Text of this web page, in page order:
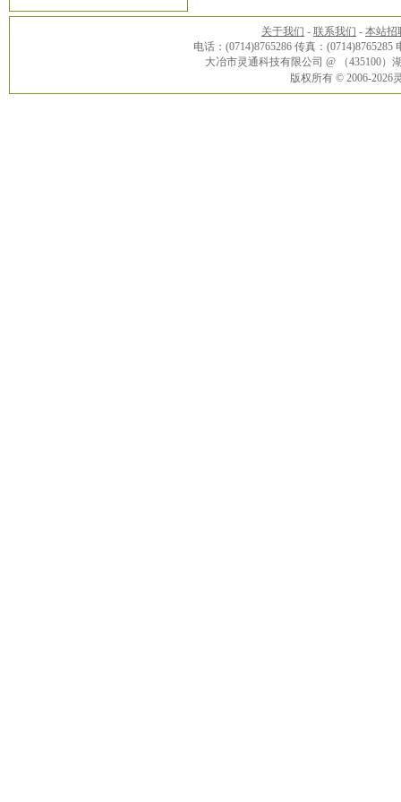
关于我们 - 联系我们 - 本站招
电话：(0714)8765286 传真：(0714)8765285
大冶市灵通科技有限公司 @ （435100
版权所有 © 2006-2026